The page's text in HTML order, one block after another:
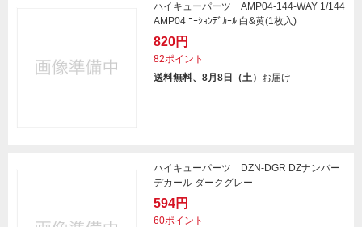
ハイキューパーツ AMP04-144-WAY 1/144
AMP04 ｺｰｼｮﾝﾃﾞｶｰﾙ 白&黄(1枚入)
820円
82ポイント
送料無料、8月8日（土） お届け
ハイキューパーツ DZN-DGR DZナンバー
デカール ダークグレー
594円
60ポイント